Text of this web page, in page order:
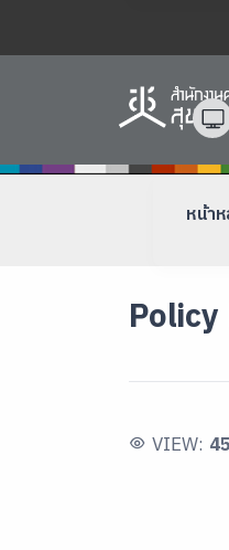
หน้า
VIEW: